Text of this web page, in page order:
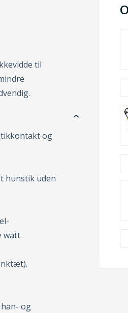
til
og
hunstik uden
watt.
han- og